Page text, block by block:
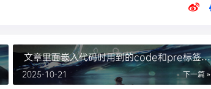
文章里面嵌入代码时用到的code和pre标签的
区别
下一篇 »
2025-10-21